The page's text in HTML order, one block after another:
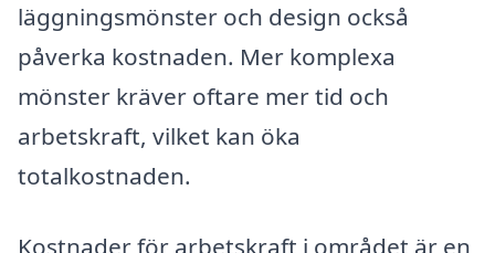
läggningsmönster och design också
påverka kostnaden. Mer komplexa
mönster kräver oftare mer tid och
arbetskraft, vilket kan öka
totalkostnaden.
Kostnader för arbetskraft i området är en